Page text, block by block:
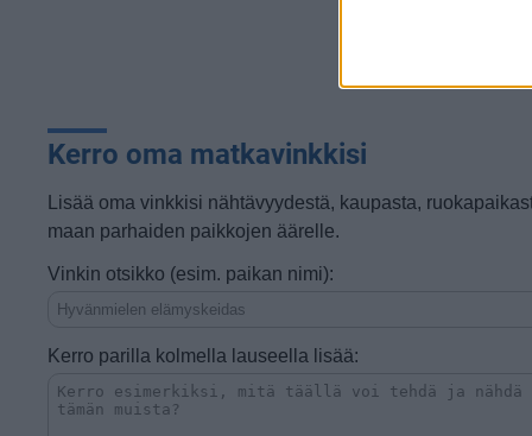
Kerro oma matkavinkkisi
Lisää oma vinkkisi nähtävyydestä, kaupasta,
maan parhaiden paikkojen äärelle.
Vinkin otsikko (esim. paikan nimi):
Kerro parilla kolmella lauseella lisää: